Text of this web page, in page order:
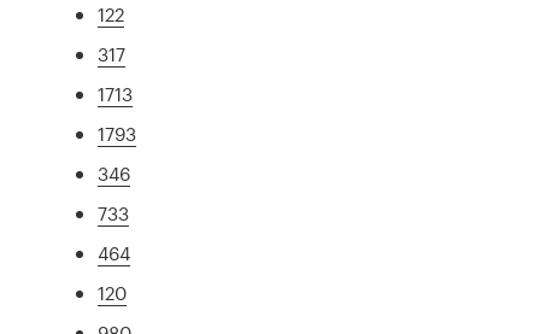
122
317
1713
1793
346
733
464
120